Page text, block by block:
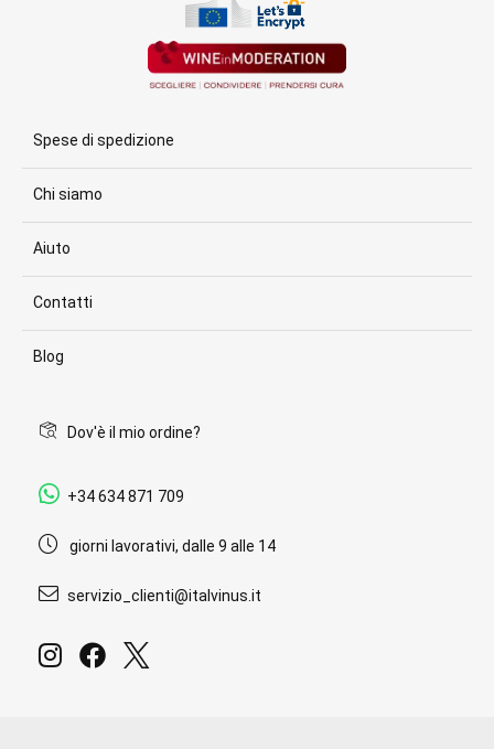
Spese di spedizione
Chi siamo
Aiuto
Contatti
Blog
Dov'è il mio ordine?
+34 634 871 709
giorni lavorativi, dalle 9 alle 14
servizio_clienti@italvinus.it